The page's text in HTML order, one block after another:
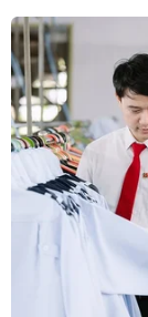
Quảng Trị:
vào bờ biển
21/10/2025 04:30
Xác cá heo
chôn cất theo
thiêng về loài